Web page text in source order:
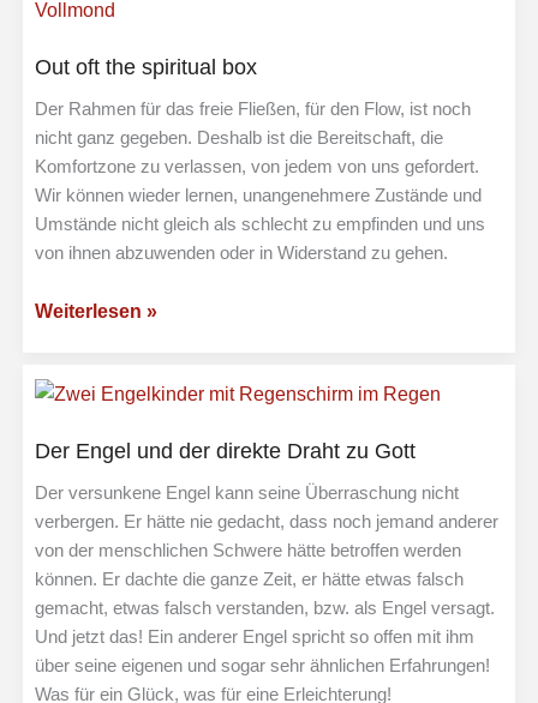
spiritueller
Out oft the spiritual box
Der Rahmen für das freie Fließen, für den Flow, ist noch
nicht ganz gegeben. Deshalb ist die Bereitschaft, die
Komfortzone zu verlassen, von jedem von uns gefordert.
Wir können wieder lernen, unangenehmere Zustände und
Umstände nicht gleich als schlecht zu empfinden und uns
von ihnen abzuwenden oder in Widerstand zu gehen.
Out
spiritual
Weiterlesen »
Der Engel und der direkte Draht zu Gott
Der versunkene Engel kann seine Überraschung nicht
verbergen. Er hätte nie gedacht, dass noch jemand anderer
von der menschlichen Schwere hätte betroffen werden
können. Er dachte die ganze Zeit, er hätte etwas falsch
gemacht, etwas falsch verstanden, bzw. als Engel versagt.
Und jetzt das! Ein anderer Engel spricht so offen mit ihm
über seine eigenen und sogar sehr ähnlichen Erfahrungen!
Was für ein Glück, was für eine Erleichterung!